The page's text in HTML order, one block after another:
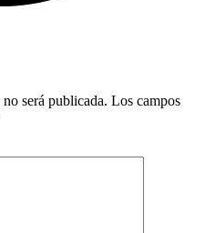
será publicada. Los campos